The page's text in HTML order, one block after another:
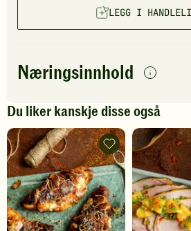
LEGG I
Næringsinnhold
per porsjon
Navn på
næringsstoffetantall
Energi
Fett
Protein
Karbohydrater
Du liker kanskje disse også
Croissant-
toast
med
juleskinke
-
legg
til
favoritter